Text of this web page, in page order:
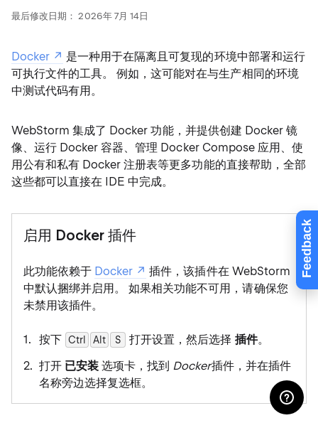
Feedback
最后修改日期： 2026年 7月 14日
Docker
是一种用于在隔离且可复现的环境中部署和运行
可执行文件的工具。 例如，这可能对在与生产相同的环境
中测试代码有用。
WebStorm 集成了 Docker 功能，并提供创建 Docker 镜
像、运行 Docker 容器、管理 Docker Compose 应用、使
用公有和私有 Docker 注册表等更多功能的直接帮助，全部
这些都可以直接在 IDE 中完成。
启用 Docker 插件
此功能依赖于 Docker
插件，该插件在 WebStorm
中默认捆绑并启用。 如果相关功能不可用，请确保您
未禁用该插件。
按下 Ctrl Alt 0
S 打开设置，然后选择 插件。
打开 已安装 选项卡，找到 Docker插件，并在插件
名称旁边选择复选框。